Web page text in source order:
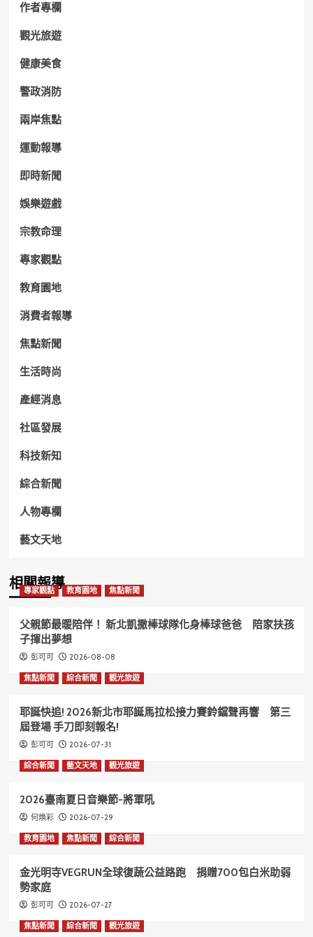
作者專欄
觀光旅遊
健康美食
警政消防
兩岸焦點
運動報導
即時新聞
娛樂遊戲
宗教命理
專家觀點
教育園地
消費者報導
焦點新聞
生活時尚
產經消息
社區發展
科技新知
綜合新聞
人物專欄
藝文天地
相關報導
專家觀點 教育園地 焦點新聞
父親節最暖陪伴！ 新北凱撒棒球隊化身棒球爸爸 陪家扶孩
子揮出夢想
彭可可 2026-08-08
焦點新聞 綜合新聞 觀光旅遊
耶誕快追! 2026新北市耶誕馬拉松接力賽鈴鐺聲再響 第三
屆登場 手刀即刻報名!
彭可可 2026-07-31
綜合新聞 藝文天地 觀光旅遊
2026臺南夏日音樂節-將軍吼
何煥彩 2026-07-29
教育園地 焦點新聞 綜合新聞
金光明寺VEGRUN全球復蔬公益路跑 捐贈700包白米助弱
勢家庭
彭可可 2026-07-27
焦點新聞 綜合新聞 觀光旅遊